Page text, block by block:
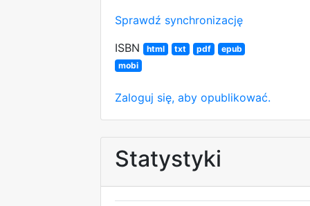
Sprawdź synchronizację
ISBN
html txt pdf
epub
mobi
Zaloguj się, aby opublikować.
Statystyki